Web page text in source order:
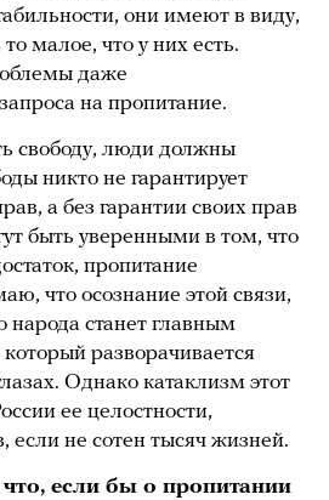
они имеют в виду,
малое, что у них есть.
даже
на пропитание.
свободу, люди должны
никто не гарантирует
а без гарантии своих прав
быть уверенными в том, что
пропитание
что осознание этой связи,
народа станет главным
разворачивается
Однако катаклизм этот
ее целостности,
если не сотен тысяч жизней.
если бы о пропитании